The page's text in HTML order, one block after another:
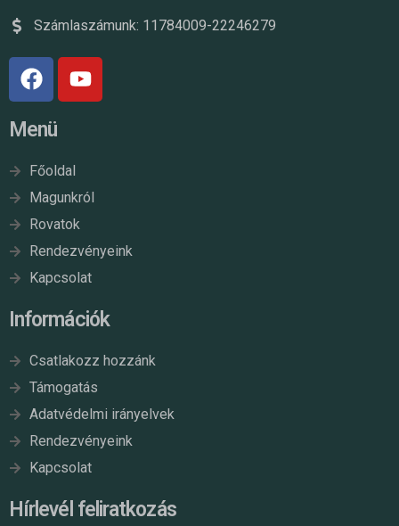
Számlaszámunk: 11784009-22246279
Menü
Főoldal
Magunkról
Rovatok
Rendezvényeink
Kapcsolat
Információk
Csatlakozz hozzánk
Támogatás
Adatvédelmi irányelvek
Rendezvényeink
Kapcsolat
Hírlevél feliratkozás